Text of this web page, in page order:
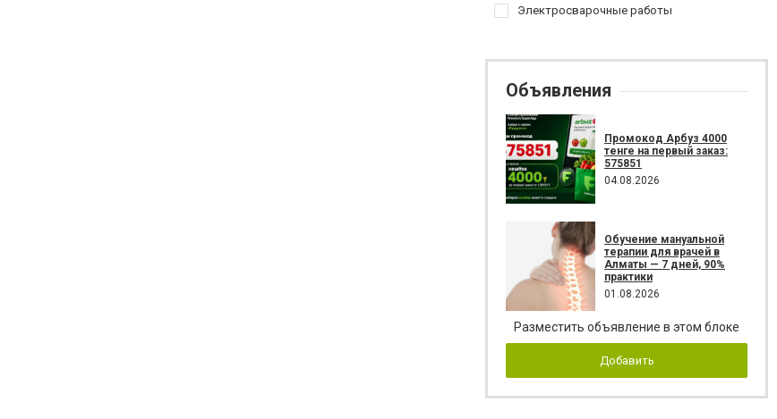
Электросварочные работы
Объявления
Промокод Арбуз 4000
тенге на первый заказ:
575851
04.08.2026
Обучение мануальной
терапии для врачей в
Алматы — 7 дней, 90%
практики
01.08.2026
Разместить объявление в этом блоке
Добавить